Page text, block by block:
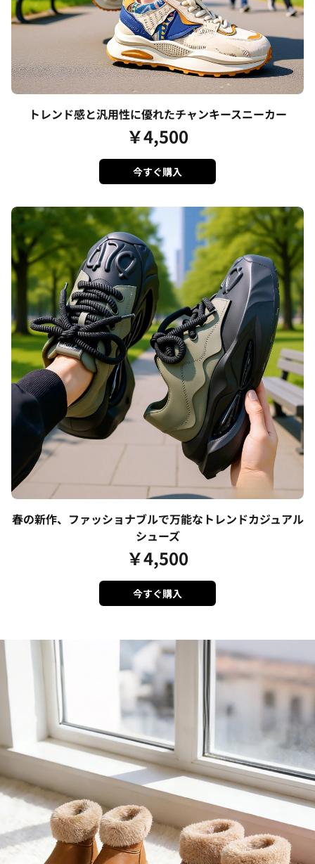
トレンド感と汎用性に優れたチャンキースニーカー
￥4,500
今すぐ購入
春の新作、ファッショナブルで万能なトレンドカジュアル
シューズ
￥4,500
今すぐ購入